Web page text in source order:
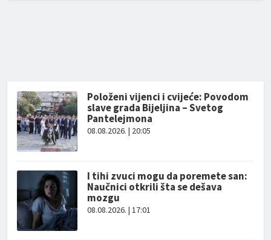
Položeni vijenci i cvijeće: Povodom
slave grada Bijeljina – Svetog
Pantelejmona
08.08.2026. | 20:05
I tihi zvuci mogu da poremete san:
Naučnici otkrili šta se dešava
mozgu
08.08.2026. | 17:01